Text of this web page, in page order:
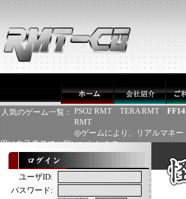
人気のゲーム一覧： PSO2 RMT TERA RMT
RMT
◎ゲームにより、リアルマネー
用は自己責任でお願いいたします
ユーザID:
パスワード: